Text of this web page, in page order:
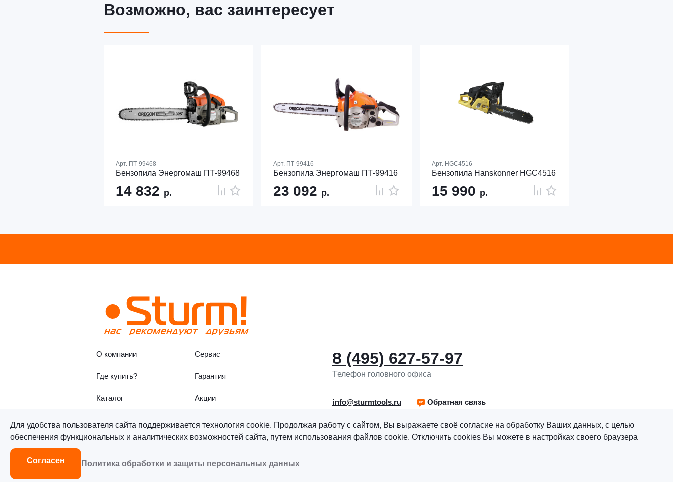
Возможно, вас заинтересует
Арт. ПТ-99468
Бензопила Энергомаш ПТ-99468
14 832 р.
Арт. ПТ-99416
Бензопила Энергомаш ПТ-99416
23 092 р.
Арт. HGC4516
Бензопила Hanskonner HGC4516
15 990 р.
О компании Сервис
Где купить? Гарантия
Каталог Акции
8 (495) 627-57-97
Телефон головного офиса
info@sturmtools.ru Обратная связь
Для удобства пользователя сайта поддерживается технология cookie. Продолжая работу с сайтом, Вы выражаете своё согласие на обработку Ваших данных, с целью
обеспечения функциональных и аналитических возможностей сайта, путем использования файлов cookie. Отключить cookies Вы можете в настройках своего браузера
Согласен Политика обработки и защиты персональных данных